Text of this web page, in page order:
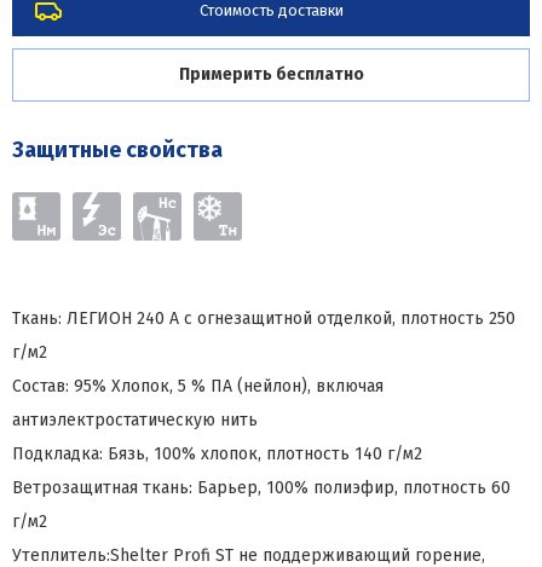
Стоимость доставки
Примерить бесплатно
Защитные свойства
Ткань: ЛЕГИОН 240 А с огнезащитной отделкой, плотность 250
г/м2
Состав: 95% Хлопок, 5 % ПА (нейлон), включая
антиэлектростатическую нить
Подкладка: Бязь, 100% хлопок, плотность 140 г/м2
Ветрозащитная ткань: Барьер, 100% полиэфир, плотность 60
г/м2
Утеплитель:Shelter Profi ST не поддерживающий горение,